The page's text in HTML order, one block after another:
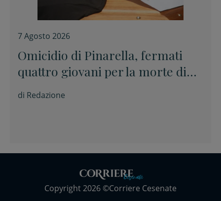
7 Agosto 2026
Omicidio di Pinarella, fermati
quattro giovani per la morte di
Nicola Musiani
di Redazione
Copyright 2026 ©Corriere Cesenate